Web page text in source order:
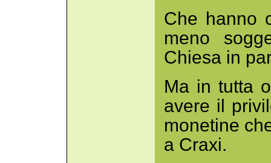
Che hanno
meno
Chiesa in
Ma in tutta
avere il
monetine
a Craxi.